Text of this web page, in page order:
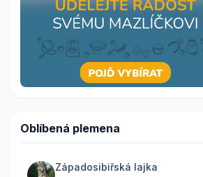
Oblíbená plemena
Západosibiřská lajka